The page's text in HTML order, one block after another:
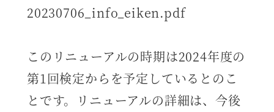
20230706_info_eiken.pdf
このリニューアルの時期は2024年度の
第1回検定からを予定しているとのこ
とです。リニューアルの詳細は、今後